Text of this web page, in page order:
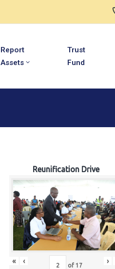
Report
Assets
Trust
Fund
Reunification Drive
« ‹ of 17 ›